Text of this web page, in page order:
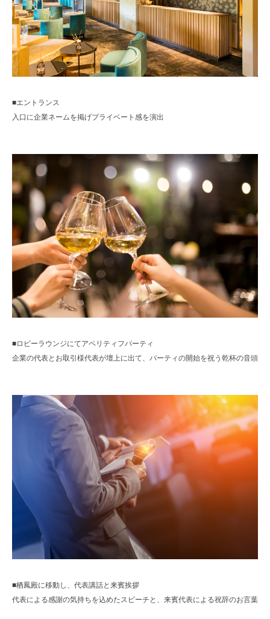
■エントランス
入口に企業ネームを掲げプライベート感を演出
■ロビーラウンジにてアペリティフパーティ
企業の代表とお取引様代表が壇上に出て、パーティの開始を祝う乾杯の音頭
■栖鳳殿に移動し、代表講話と来賓挨拶
代表による感謝の気持ちを込めたスピーチと、来賓代表による祝辞のお言葉